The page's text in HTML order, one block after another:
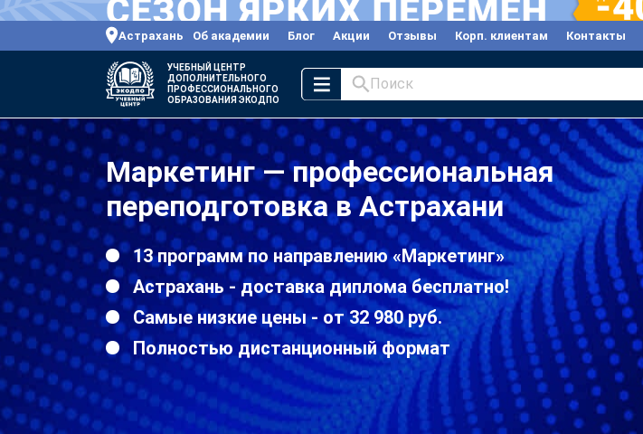
Астрахань Об академии Блог Акции Отзывы Корп. клиентам Контакты
УЧЕБНЫЙ ЦЕНТР
ДОПОЛНИТЕЛЬНОГО
ПРОФЕССИОНАЛЬНОГО
ОБРАЗОВАНИЯ ЭКОДПО
Поиск
Маркетинг — профессиональная
переподготовка в Астрахани
13 программ по направлению «Маркетинг»
Астрахань - доставка диплома бесплатно!
Самые низкие цены - от 32 980 руб.
Полностью дистанционный формат